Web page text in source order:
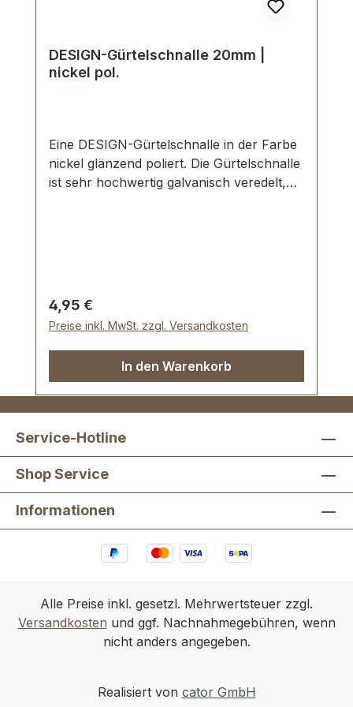
DESIGN-Gürtelschnalle 20mm |
nickel pol.
Eine DESIGN-Gürtelschnalle in der Farbe
nickel glänzend poliert. Die Gürtelschnalle
ist sehr hochwertig galvanisch veredelt,
Regulärer Preis:
4,95 €
Preise inkl. MwSt. zzgl. Versandkosten
In den Warenkorb
Service-Hotline
Shop Service
Informationen
Alle Preise inkl. gesetzl. Mehrwertsteuer zzgl.
Versandkosten und ggf. Nachnahmegebühren, wenn
nicht anders angegeben.
Realisiert von cator GmbH